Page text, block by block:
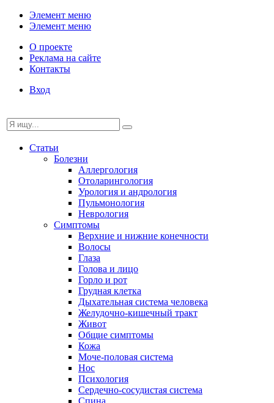
Элемент меню
Элемент меню
О проекте
Реклама на сайте
Контакты
Вход
Статьи
Болезни
Аллергология
Отоларингология
Урология и андрология
Пульмонология
Неврология
Симптомы
Верхние и нижние конечности
Волосы
Глаза
Голова и лицо
Горло и рот
Грудная клетка
Дыхательная система человека
Желудочно-кишечный тракт
Живот
Общие симптомы
Кожа
Моче-половая система
Нос
Психология
Сердечно-сосудистая система
Спина